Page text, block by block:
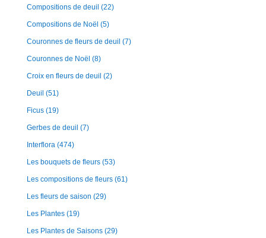
Compositions de deuil (22)
Compositions de Noël (5)
Couronnes de fleurs de deuil (7)
Couronnes de Noël (8)
Croix en fleurs de deuil (2)
Deuil (51)
Ficus (19)
Gerbes de deuil (7)
Interflora (474)
Les bouquets de fleurs (53)
Les compositions de fleurs (61)
Les fleurs de saison (29)
Les Plantes (19)
Les Plantes de Saisons (29)